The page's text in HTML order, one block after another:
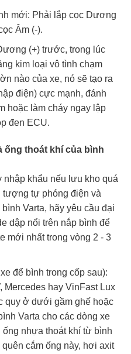
mới: Phải lắp cọc Dương
Âm (-).
(+) trước, trong lúc
kim loại vô tình chạm
nào của xe, nó sẽ tạo ra
điện) cực mạnh, đánh
hoặc làm cháy ngay lập
đen ECU.
ống thoát khí của bình
nhập khẩu nếu lưu kho quá
tượng tự phóng điện và
Varta, hãy yêu cầu đại
dập nổi trên nắp bình để
mới nhất trong vòng 2 - 3
để bình trong cốp sau):
Mercedes hay VinFast Lux
quy ở dưới gầm ghế hoặc
Varta cho các dòng xe
ống nhựa thoát khí từ bình
cắm ống này, hơi axit